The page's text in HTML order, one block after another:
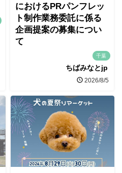
におけるPRパンフレッ
ト制作業務委託に係る
企画提案の募集につい
て
千葉
ちばみなとjp
2026/8/5